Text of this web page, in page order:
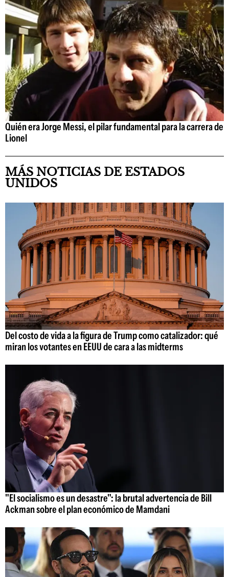
Quién era Jorge Messi, el pilar fundamental para la carrera de
Lionel
MÁS NOTICIAS DE ESTADOS
UNIDOS
Del costo de vida a la figura de Trump como catalizador: qué
miran los votantes en EEUU de cara a las midterms
"El socialismo es un desastre": la brutal advertencia de Bill
Ackman sobre el plan económico de Mamdani